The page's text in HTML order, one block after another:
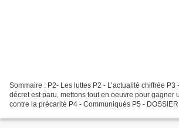
Sommaire : P2- Les luttes P2 - L’actualité chiffrée P3
décret est paru, mettons tout en oeuvre pour gagner
contre la précarité P4 - Communiqués P5 - DOSSIER